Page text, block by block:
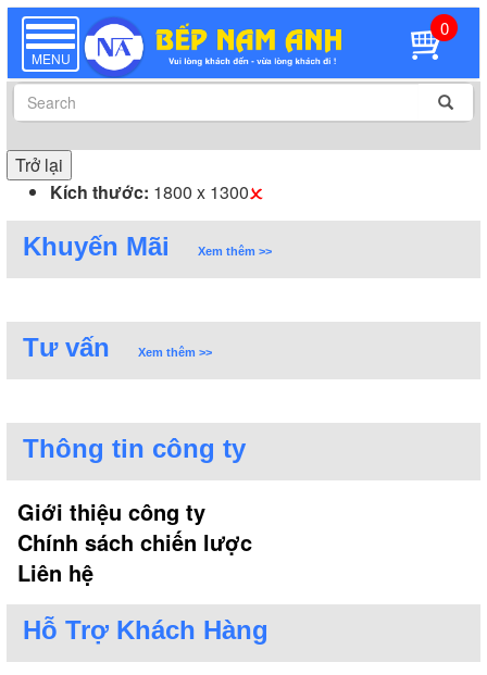
TOGGLE
NAVIGATION
MENU
0
Trở lại
Kích thước: 1800 x 1300
Khuyến Mãi Xem thêm >>
Tư vấn Xem thêm >>
Thông tin công ty
Giới thiệu công ty
Chính sách chiến lược
Liên hệ
Hỗ Trợ Khách Hàng